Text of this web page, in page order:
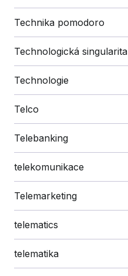
Technika pomodoro
Technologická singularita
Technologie
Telco
Telebanking
telekomunikace
Telemarketing
telematics
telematika